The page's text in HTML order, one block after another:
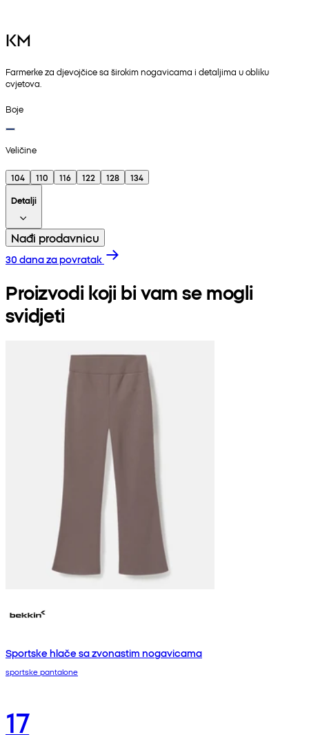
KM
Farmerke za djevojčice sa širokim nogavicama i detaljima u obliku
cvjetova.
Boje
Veličine
104 110 116 122 128
134
Detalji
Nađi prodavnicu
30 dana za povratak
Proizvodi koji bi vam se mogli
svidjeti
Sportske hlače sa zvonastim nogavicama
sportske pantalone
17